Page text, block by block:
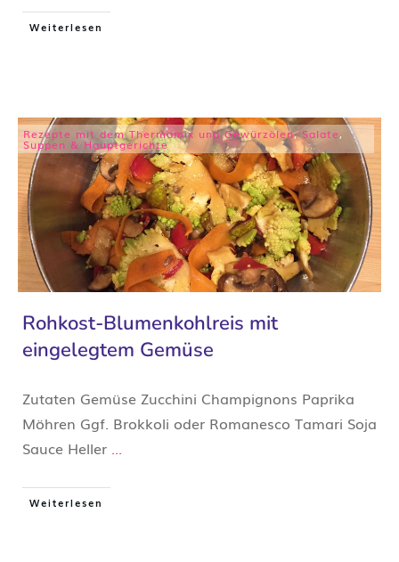
Weiterlesen
Rezepte mit dem Thermomix und Gewürzölen,Salate,
Suppen & Hauptgerichte
Rohkost-Blumenkohlreis mit
eingelegtem Gemüse
Zutaten Gemüse Zucchini Champignons Paprika
Möhren Ggf. Brokkoli oder Romanesco Tamari Soja
Sauce Heller ...
Weiterlesen